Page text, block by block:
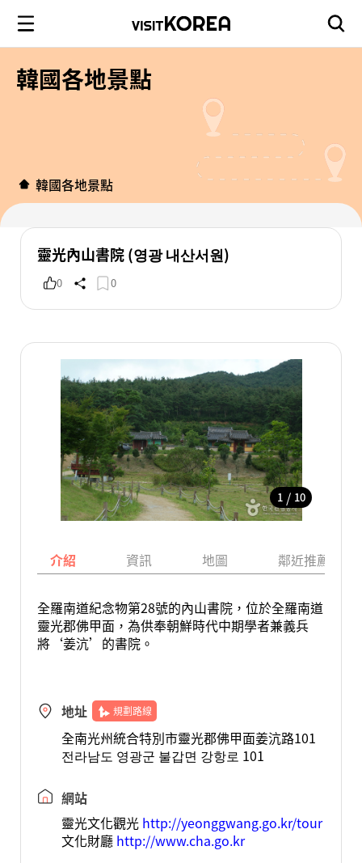
韓國各地景點
韓國各地景點
靈光內山書院 (영광 내산서원)
0 0
1 / 10
介紹 資訊 地圖 鄰近推薦景點
全羅南道紀念物第28號的內山書院，位於全羅南道
靈光郡佛甲面，為供奉朝鮮時代中期學者兼義兵
將‘姜沆’的書院。
地址 規劃路線
全南光州統合特別市靈光郡佛甲面姜沆路101
전라남도 영광군 불갑면 강항로 101
網站
靈光文化觀光 http://yeonggwang.go.kr/tour
文化財廳 http://www.cha.go.kr